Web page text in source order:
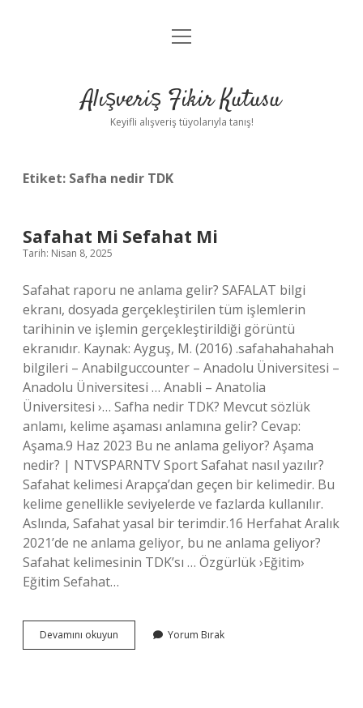
Anasayfa
Yasal Uyarı
menüyü
Alışveriş Fikir Kutusu
Keyifli alışveriş tüyolarıyla tanış!
Etiket: Safha nedir TDK
Safahat Mi Sefahat Mi
Tarih: Nisan 8, 2025
Safahat raporu ne anlama gelir? SAFALAT bilgi
ekranı, dosyada gerçekleştirilen tüm işlemlerin
tarihinin ve işlemin gerçekleştirildiği görüntü
ekranıdır. Kaynak: Ayguş, M. (2016) .safahahahahah
bilgileri – Anabilguccounter – Anadolu Üniversitesi –
Anadolu Üniversitesi … Anabli – Anatolia
Üniversitesi ›… Safha nedir TDK? Mevcut sözlük
anlamı, kelime aşaması anlamına gelir? Cevap:
Aşama.9 Haz 2023 Bu ne anlama geliyor? Aşama
nedir? | NTVSPARNTV Sport Safahat nasıl yazılır?
Safahat kelimesi Arapça’dan geçen bir kelimedir. Bu
kelime genellikle seviyelerde ve fazlarda kullanılır.
Aslında, Safahat yasal bir terimdir.16 Herfahat Aralık
2021’de ne anlama geliyor, bu ne anlama geliyor?
Safahat kelimesinin TDK’sı … Özgürlük ›Eğitim›
Eğitim Sefahat…
Devamını okuyun
Mi
Yorum Bırak